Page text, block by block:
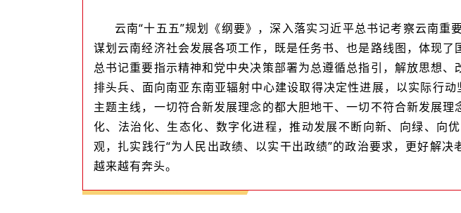
云南“十五五”规划《纲要》，深入落实习近平总书记考察云南
谋划云南经济社会发展各项工作，既是任务书、也是路线图，体现
总书记重要指示精神和党中央决策部署为总遵循总指引，解放思想
排头兵、面向南亚东南亚辐射中心建设取得决定性进展，以实际行
主题主线，一切符合新发展理念的都大胆地干、一切不符合新发展
化、法治化、生态化、数字化进程，推动发展不断向新、向绿、向
观，扎实践行“为人民出政绩、以实干出政绩”的政治要求，更好解
越来越有奔头。